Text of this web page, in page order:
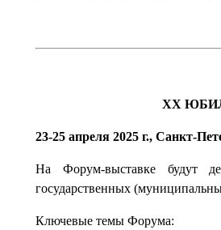
XX
23-25 апреля 2025 г., Санкт-
На Форум-выставке будут
государственных
Ключевые темы Форума: